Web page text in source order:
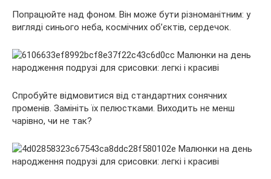
Попрацюйте над фоном. Він може бути різноманітним: у
вигляді синього неба, космічних об’єктів, сердечок.
Спробуйте відмовитися від стандартних сонячних
променів. Замініть їх пелюстками. Виходить не менш
чарівно, чи не так?